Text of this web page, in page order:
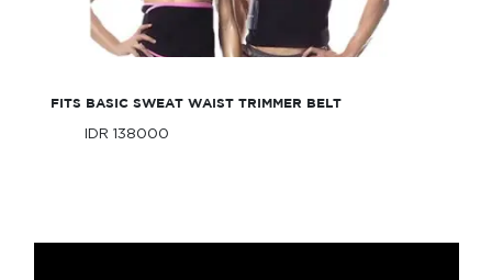
FITS BASIC SWEAT WAIST TRIMMER BELT
IDR 138000
FITS Basic Sweat Waist Trimmer Belt
IDR 138000